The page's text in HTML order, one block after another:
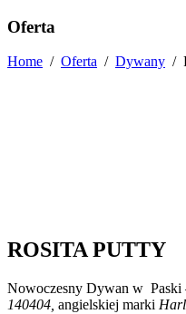
Oferta
Home / Oferta / Dywany /
ROSITA PUTTY
Nowoczesny Dywan w Paski
140404, angielskiej marki